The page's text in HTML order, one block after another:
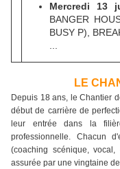
Mercredi 13
BANGER
BUSY P),
LE
Depuis 18 ans, le Chantier
début de carrière de
leur entrée dans la
professionnelle. Chacun
(coaching scénique, vocal,
assurée par une vingtaine